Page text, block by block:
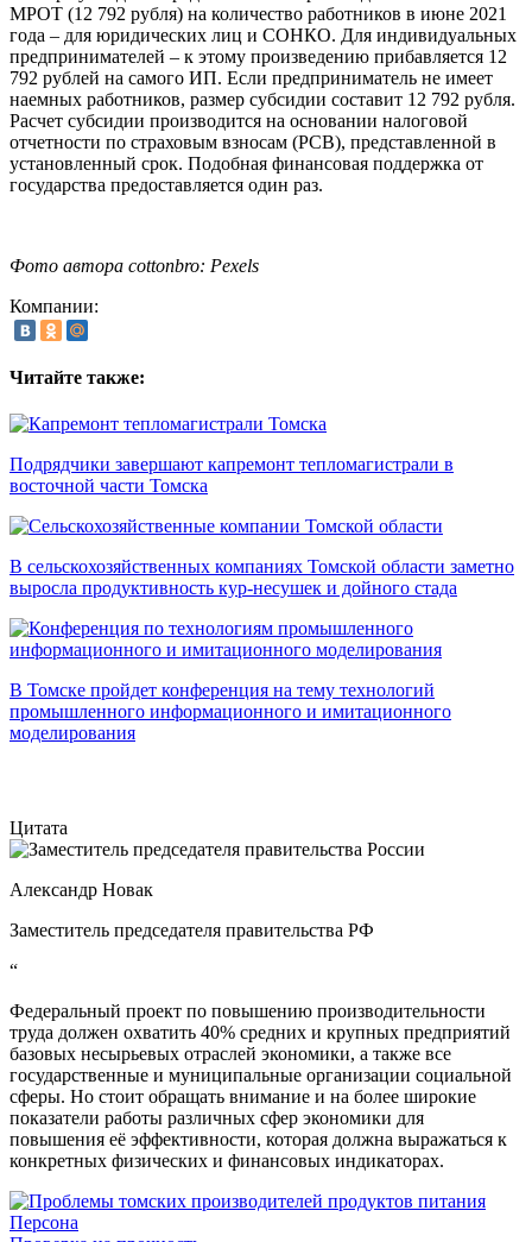
МРОТ (12 792 рубля) на количество работников в июне 2021
года – для юридических лиц и СОНКО. Для индивидуальных
предпринимателей – к этому произведению прибавляется 12
792 рублей на самого ИП. Если предприниматель не имеет
наемных работников, размер субсидии составит 12 792 рубля.
Расчет субсидии производится на основании налоговой
отчетности по страховым взносам (РСВ), представленной в
установленный срок. Подобная финансовая поддержка от
государства предоставляется один раз.
Фото автора cottonbro: Pexels
Компании:
Читайте также:
Подрядчики завершают капремонт тепломагистрали в
восточной части Томска
В сельскохозяйственных компаниях Томской области заметно
выросла продуктивность кур-несушек и дойного стада
В Томске пройдет конференция на тему технологий
промышленного информационного и имитационного
моделирования
Цитата
Александр Новак
Заместитель председателя правительства РФ
“
Федеральный проект по повышению производительности
труда должен охватить 40% средних и крупных предприятий
базовых несырьевых отраслей экономики, а также все
государственные и муниципальные организации социальной
сферы. Но стоит обращать внимание и на более широкие
показатели работы различных сфер экономики для
повышения её эффективности, которая должна выражаться к
конкретных физических и финансовых индикаторах.
Персона